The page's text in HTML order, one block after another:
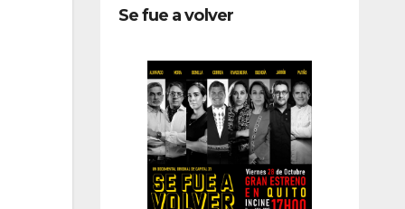
Se fue a volver